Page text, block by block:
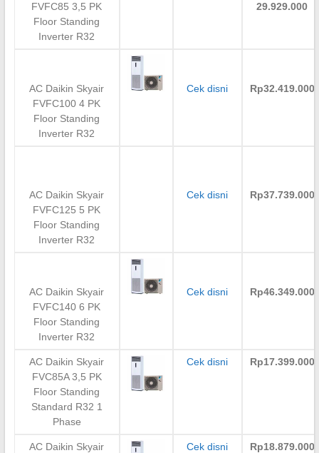
FVFC85 3,5 PK
Floor Standing
Inverter R32
29.929.000
AC Daikin Skyair
FVFC100 4 PK
Floor Standing
Inverter R32
Cek disni Rp32.419.000
AC Daikin Skyair
FVFC125 5 PK
Floor Standing
Inverter R32
Cek disni Rp37.739.000
AC Daikin Skyair
FVFC140 6 PK
Floor Standing
Inverter R32
Cek disni Rp46.349.000
AC Daikin Skyair
FVC85A 3,5 PK
Floor Standing
Standard R32 1
Phase
Cek disni Rp17.399.000
AC Daikin Skyair
Cek disni Rp18.879.000